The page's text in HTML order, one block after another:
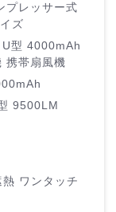
プレッサー式
ズ
U型 4000mAh
携帯扇風機
9500LM
ワンタッチ